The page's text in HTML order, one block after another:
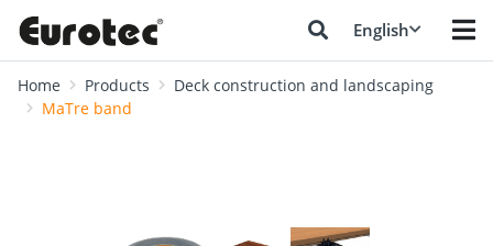
English
Home Products
Deck construction and landscaping
MaTre band